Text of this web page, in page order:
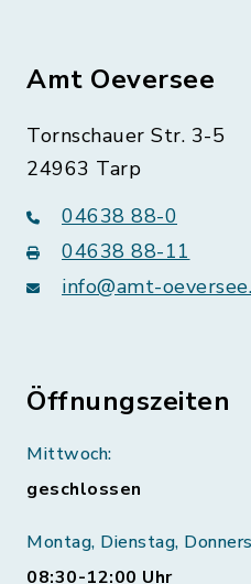
Amt Oeversee
Tornschauer Str. 3-5
24963 Tarp
04638 88-0
04638 88-11
info@amt-
Öffnungszeiten
Mittwoch:
geschlossen
Montag, Dienstag,
08:30-12:00 Uhr